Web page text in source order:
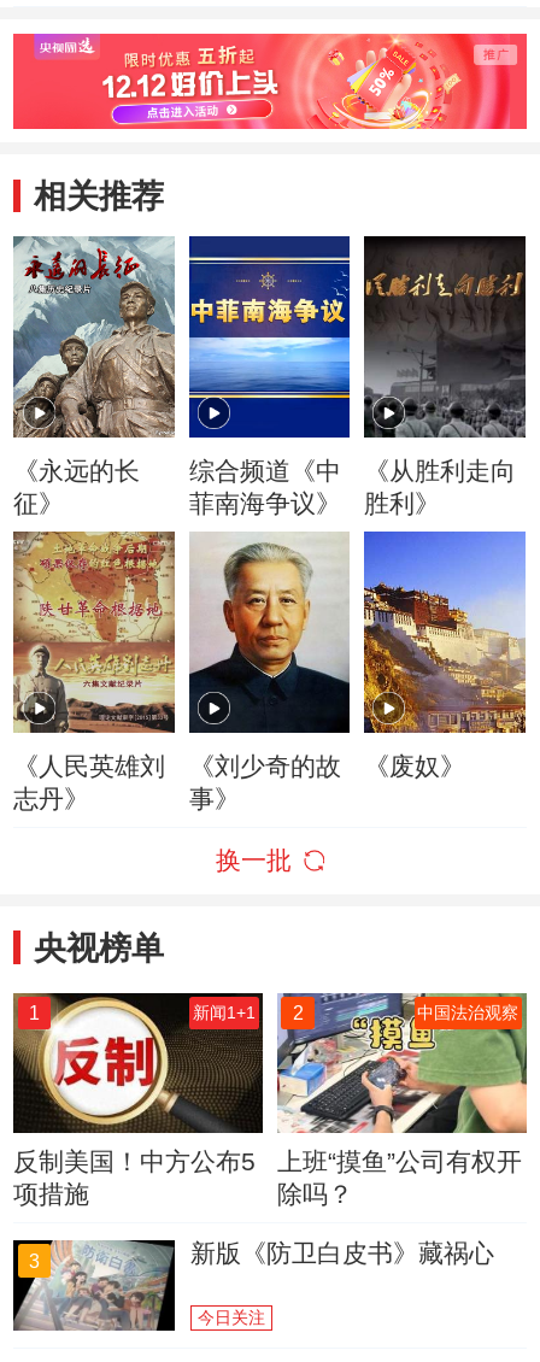
相关推荐
《永远的长
征》
综合频道《中
菲南海争议》
《从胜利走向
胜利》
《人民英雄刘
志丹》
《刘少奇的故
事》
《废奴》
换一批
央视榜单
1 新闻1+1
反制美国！中方公布5
项措施
2 中国法治观察
上班“摸鱼”公司有权开
除吗？
3 新版《防卫白皮书》藏祸心
今日关注